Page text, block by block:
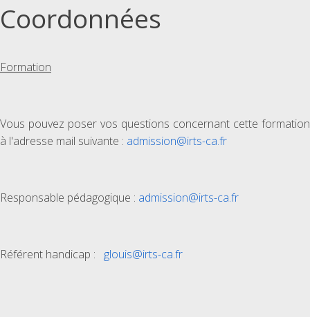
Coordonnées
Formation
Vous pouvez poser vos questions concernant cette formation
à l'adresse mail suivante : admission@irts-ca.fr
Responsable pédagogique : admission@irts-ca.fr
Référent handicap : glouis@irts-ca.fr